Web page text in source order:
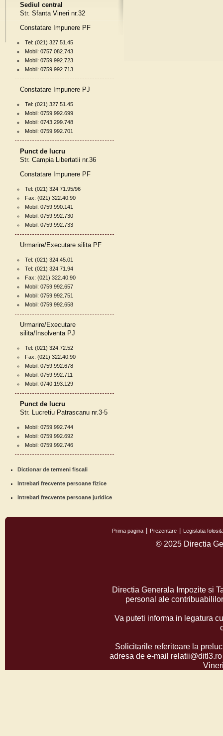
Sediul central
Str. Sfanta Vineri nr.32
Constatare Impunere PF
Tel: (021) 327.51.45
Mobil: 0757.082.743
Mobil: 0759.992.723
Mobil: 0759.992.713
Constatare Impunere PJ
Tel: (021) 327.51.45
Mobil: 0759.992.699
Mobil: 0743.299.748
Mobil: 0759.992.701
Punct de lucru
Str. Campia Libertatii nr.36
Constatare Impunere PF
Tel: (021) 324.71.95/96
Fax: (021) 322.40.90
Mobil: 0759.990.141
Mobil: 0759.992.730
Mobil: 0759.992.733
Urmarire/Executare silita PF
Tel: (021) 324.45.01
Tel: (021) 324.71.94
Fax: (021) 322.40.90
Mobil: 0759.992.657
Mobil: 0759.992.751
Mobil: 0759.992.658
Urmarire/Executare
silita/Insolventa PJ
Tel: (021) 324.72.52
Fax: (021) 322.40.90
Mobil: 0759.992.678
Mobil: 0759.992.711
Mobil: 0740.193.129
Punct de lucru
Str. Lucretiu Patrascanu nr.3-5
Mobil: 0759.992.744
Mobil: 0759.992.692
Mobil: 0759.992.746
Dictionar de termeni fiscali
Intrebari frecvente persoane fizice
Intrebari frecvente persoane juridice
Prima pagina Prezentare Legislatia
© 2025 Directia
Directia Generala Impozite si
personal ale
Va puteti informa in legatura
Solicitarile referitoare la
adresa de e-mail